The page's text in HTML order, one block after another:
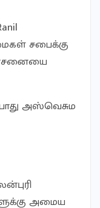
சபைக்கு
அஸ்வெசும
அமைய